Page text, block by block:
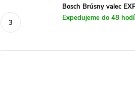
Bosch Brúsny valec
Expedujeme do 48